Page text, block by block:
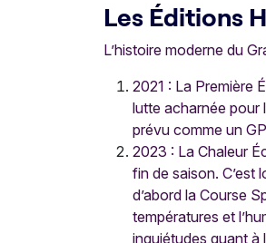
Les Éditions
L’histoire moderne du
2021 : La Première
lutte acharnée pour
prévu comme un
2023 : La Chaleur
fin de saison.
d’abord la Course
températures et
inquiétudes quant à